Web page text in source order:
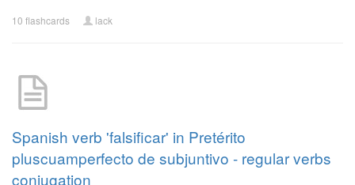
10 flashcards lack
Spanish verb 'falsificar' in Pretérito
pluscuamperfecto de subjuntivo - regular verbs
conjugation